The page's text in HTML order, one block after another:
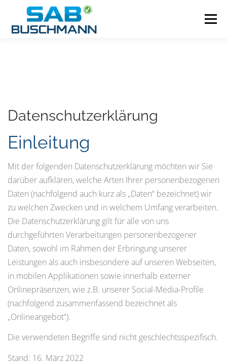
springen
Menü
Datenschutzerklärung
Einleitung
Mit der folgenden Datenschutzerklärung möchten wir Sie
darüber aufklären, welche Arten Ihrer personenbezogenen
Daten (nachfolgend auch kurz als „Daten“ bezeichnet) wir
zu welchen Zwecken und in welchem Umfang verarbeiten.
Die Datenschutzerklärung gilt für alle von uns
durchgeführten Verarbeitungen personenbezogener
Daten, sowohl im Rahmen der Erbringung unserer
Leistungen als auch insbesondere auf unseren Webseiten,
in mobilen Applikationen sowie innerhalb externer
Onlinepräsenzen, wie z.B. unserer Social-Media-Profile
(nachfolgend zusammenfassend bezeichnet als
„Onlineangebot“).
Die verwendeten Begriffe sind nicht geschlechtsspezifisch.
Stand: 16. März 2022